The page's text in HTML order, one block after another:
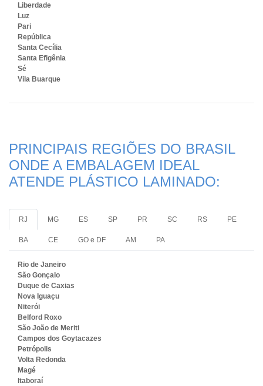
Liberdade
Luz
Pari
República
Santa Cecília
Santa Efigênia
Sé
Vila Buarque
PRINCIPAIS REGIÕES DO BRASIL
ONDE A EMBALAGEM IDEAL
ATENDE PLÁSTICO LAMINADO:
RJ MG ES SP PR SC RS PE
BA CE GO e DF AM PA
Rio de Janeiro
São Gonçalo
Duque de Caxias
Nova Iguaçu
Niterói
Belford Roxo
São João de Meriti
Campos dos Goytacazes
Petrópolis
Volta Redonda
Magé
Itaboraí